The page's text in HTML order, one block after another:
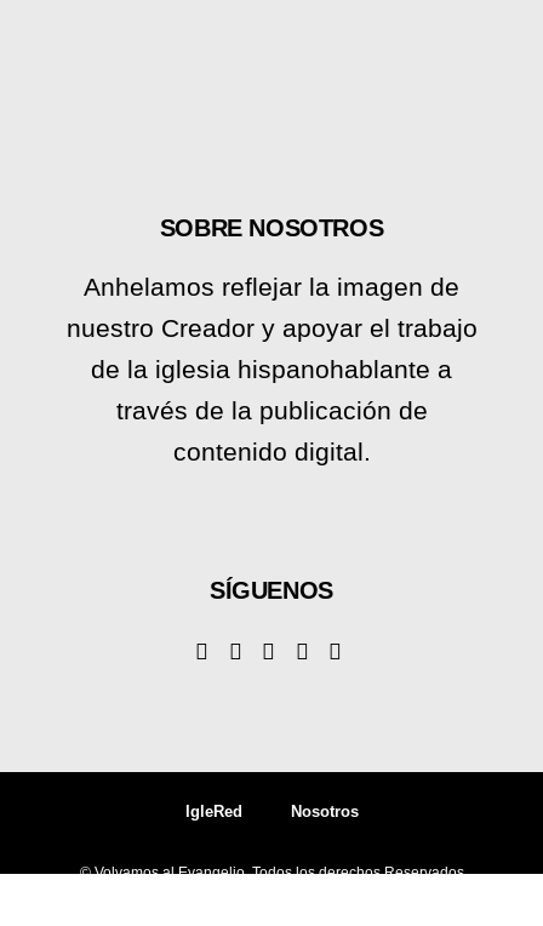
SOBRE NOSOTROS
Anhelamos reflejar la imagen de
nuestro Creador y apoyar el trabajo
de la iglesia hispanohablante a
través de la publicación de
contenido digital.
SÍGUENOS
© Volvamos al Evangelio, Todos los derechos Reservados
IgleRed Nosotros